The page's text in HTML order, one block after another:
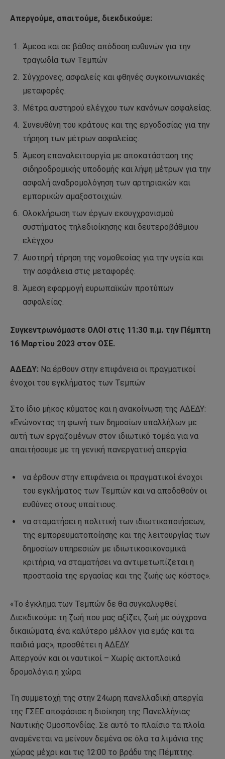
Απεργούμε, απαιτούμε, διεκδικούμε:
Άμεσα και σε βάθος απόδοση ευθυνών για την
τραγωδία των Τεμπών
Σύγχρονες, ασφαλείς και φθηνές συγκοινωνιακές
μεταφορές.
Μέτρα αυστηρού ελέγχου των κανόνων ασφαλείας.
Συνευθύνη του κράτους και της εργοδοσίας για την
τήρηση των μέτρων ασφαλείας.
Άμεση επαναλειτουργία με αποκατάσταση της
σιδηροδρομικής υποδομής και λήψη μέτρων για την
ασφαλή αναδρομολόγηση των αρτηριακών και
εμπορικών αμαξοστοιχιών.
Ολοκλήρωση των έργων εκσυγχρονισμού
συστήματος τηλεδιοίκησης και δευτεροβάθμιου
ελέγχου.
Αυστηρή τήρηση της νομοθεσίας για την υγεία και
την ασφάλεια στις μεταφορές.
Άμεση εφαρμογή ευρωπαϊκών προτύπων
ασφαλείας.
Συγκεντρωνόμαστε ΟΛΟΙ στις 11:30 π.μ. την Πέμπτη
16 Μαρτίου 2023 στον ΟΣΕ.
ΑΔΕΔΥ: Να έρθουν στην επιφάνεια οι πραγματικοί
ένοχοι του εγκλήματος των Τεμπών
Στο ίδιο μήκος κύματος και η ανακοίνωση της ΑΔΕΔΥ:
«Ενώνοντας τη φωνή των δημοσίων υπαλλήλων με
αυτή των εργαζομένων στον ιδιωτικό τομέα για να
απαιτήσουμε με τη γενική πανεργατική απεργία:
να έρθουν στην επιφάνεια οι πραγματικοί ένοχοι
του εγκλήματος των Τεμπών και να αποδοθούν οι
ευθύνες στους υπαίτιους.
να σταματήσει η πολιτική των ιδιωτικοποιήσεων,
της εμπορευματοποίησης και της λειτουργίας των
δημοσίων υπηρεσιών με ιδιωτικοοικονομικά
κριτήρια, να σταματήσει να αντιμετωπίζεται η
προστασία της εργασίας και της ζωής ως κόστος».
«Το έγκλημα των Τεμπών δε θα συγκαλυφθεί.
Διεκδικούμε τη ζωή που μας αξίζει, ζωή με σύγχρονα
δικαιώματα, ένα καλύτερο μέλλον για εμάς και τα
παιδιά μας», προσθέτει η ΑΔΕΔΥ.
Απεργούν και οι ναυτικοί – Χωρίς ακτοπλοϊκά
δρομολόγια η χώρα
Τη συμμετοχή της στην 24ωρη πανελλαδική απεργία
της ΓΣΕΕ αποφάσισε η διοίκηση της Πανελλήνιας
Ναυτικής Ομοσπονδίας. Σε αυτό το πλαίσιο τα πλοία
αναμένεται να μείνουν δεμένα σε όλα τα λιμάνια της
χώρας μέχρι και τις 12:00 το βράδυ της Πέμπτης.